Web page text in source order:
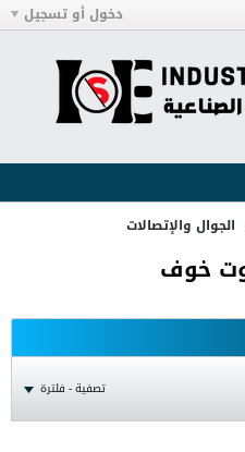
دخول أو تسجيل
الجوال والإتصالات
خوف
تصفية - فلترة